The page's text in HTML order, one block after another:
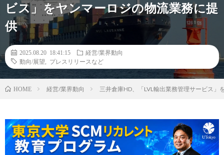
ビス」をヤンマーロジの物流業務に提
供
2025.08.20 18:41:15
経営/業界動向
動向/展望
プレスリリースなど
HOME 経営/業界動向 三井倉庫HD、「LVL輸出業務管理サービス」